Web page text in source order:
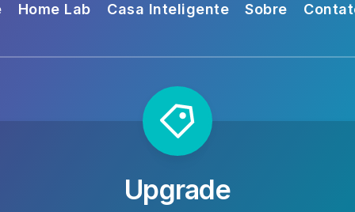
Home Lab Casa Inteligente Sobre
Upgrade